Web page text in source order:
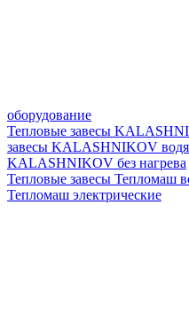
оборудование
Тепловые завесы
завесы KALASHNIKOV
KALASHNIKOV без нагрева
Тепловые завесы Тепломаш
Тепломаш электрические